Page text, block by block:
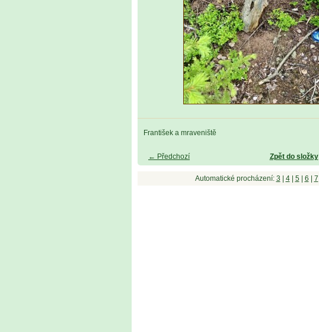
František a mraveniště
← Předchozí Zpět do složky
Automatické procházení: 3 4| 5| 6 7